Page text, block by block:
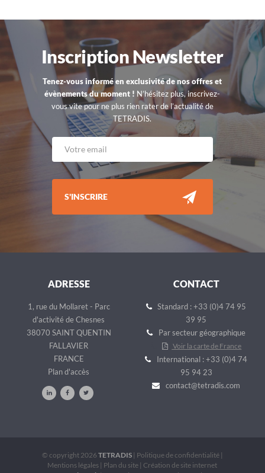
Inscription Newsletter
Tenez-vous informé en exclusivité de nos offres et
évènements du moment ! N’hésitez plus, inscrivez-
vous vite pour ne plus rien rater de l’actualité de
TETRADIS.
S'INSCRIRE
ADRESSE
1, rue du Mollaret - Parc
d'activité de Chesnes
38070 SAINT QUENTIN
FALLAVIER
FRANCE
Plan d'accès
CONTACT
Standard : +33 (0)4 74 95
39 95
Par secteur géographique
Voir la carte de France
International : +33 (0)4 74
95 94 23
contact@tetradis.com
© copyright 2026 TETRADIS| Politique de confidentialité|
Mentions légales | Plan du site | Création de site internet